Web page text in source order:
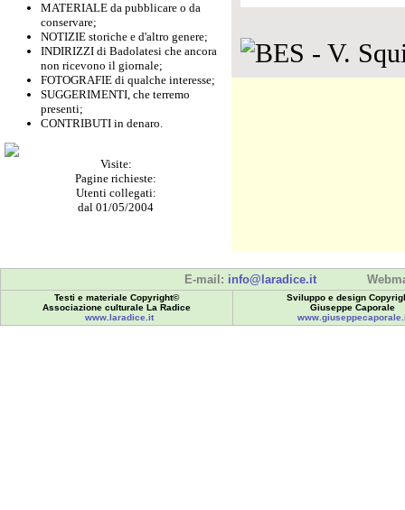
MATERIALE da pubblicare o da
conservare;
NOTIZIE storiche e d'altro genere;
INDIRIZZI di Badolatesi che ancora
non ricevono il giornale;
FOTOGRAFIE di qualche interesse;
SUGGERIMENTI, che terremo
presenti;
CONTRIBUTI in denaro.
Visite:
Pagine richieste:
Utenti collegati:
dal 01/05/2004
E-mail: info@laradice.it
Testi e materiale Copyright©
Associazione culturale La Radice
www.laradice.it
Sviluppo e design
Giuseppe Caporale